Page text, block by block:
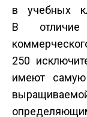
в учебных
В отличие
250
имеют